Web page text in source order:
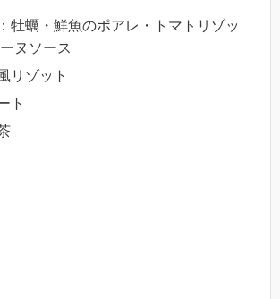
牡蠣・鮮魚のポアレ・トマトリゾッ
ヌソース
リゾット
ト